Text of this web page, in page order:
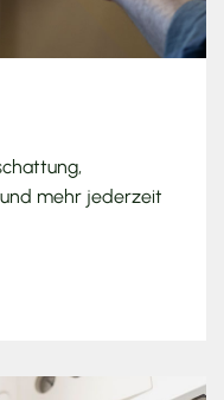
mehr jederzeit